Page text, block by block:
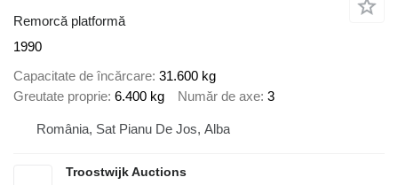
Remorcă platformă
1990
Capacitate de încărcare 31.600 kg
Greutate proprie 6.400 kg Număr de axe 3
România, Sat Pianu De Jos, Alba
Troostwijk Auctions